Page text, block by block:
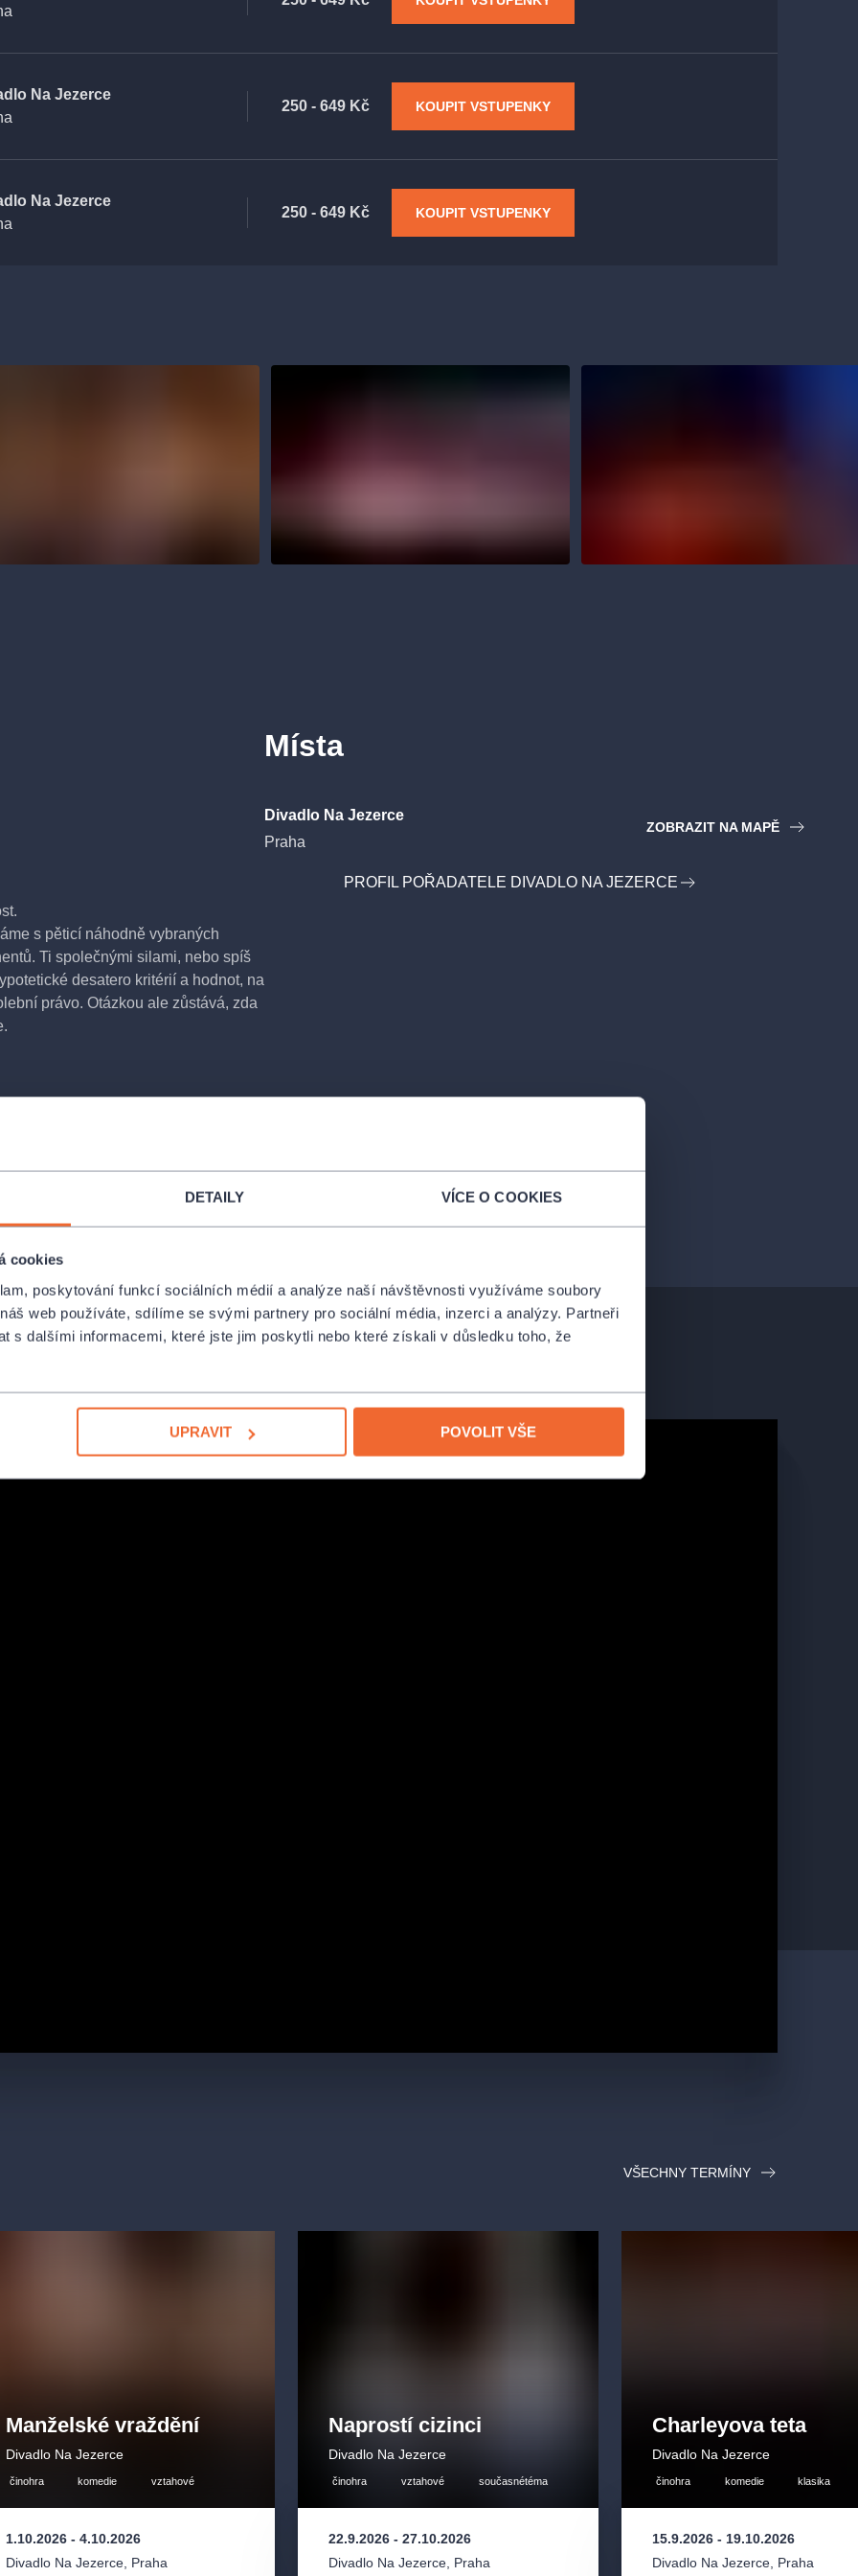
DETAILY VÍCE O COOKIES
cookies
poskytování funkcí sociálních médií a analýze naší návštěvnosti využíváme soubory
web používáte, sdílíme se svými partnery pro sociální média, inzerci a analýzy. Partneři
s dalšími informacemi, které jste jim poskytli nebo které získali v důsledku toho, že
UPRAVIT POVOLIT VŠE
Na Jezerce
250 - 649 Kč KOUPIT VSTUPENKY
Na Jezerce
250 - 649 Kč KOUPIT VSTUPENKY
s pěticí náhodně vybraných
Ti společnými silami, nebo spíš
desatero kritérií a hodnot, na
právo. Otázkou ale zůstává, zda
Místa
Divadlo Na Jezerce
Praha
ZOBRAZIT NA MAPĚ
PROFIL POŘADATELE DIVADLO NA JEZERCE
VŠECHNY TERMÍNY
Manželské vraždění
Divadlo Na Jezerce
činohra komedie vztahové
1.10.2026- 4.10.2026
Divadlo Na Jezerce, Praha
Naprostí cizinci
Divadlo Na Jezerce
činohra vztahové současnétéma
22.9.2026 -27.10.2026
Divadlo Na Jezerce Praha
Charleyova teta
Divadlo Na Jezerce
činohra komedie klasika
15.9.2026- 19.10.2026
Divadlo Na Jezerce, Praha